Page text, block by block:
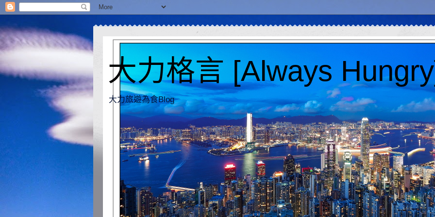
大力格言 [Always
大力旅遊為食Blog